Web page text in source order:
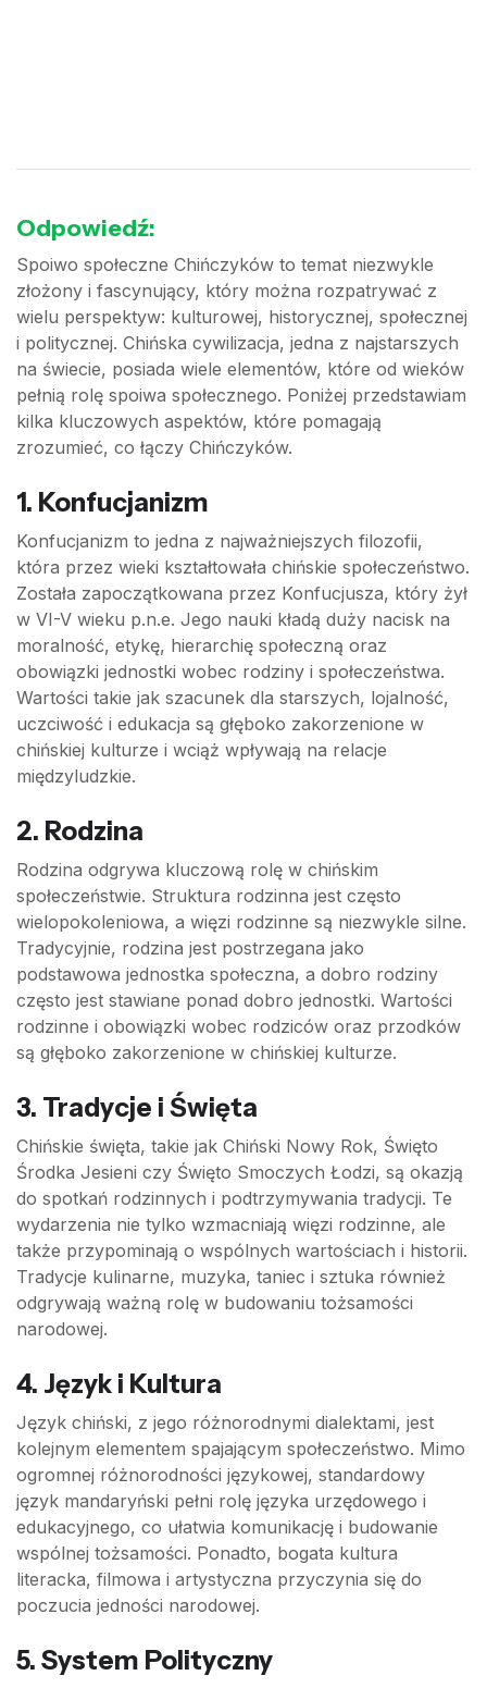
Odpowiedź:
Spoiwo społeczne Chińczyków to temat niezwykle
złożony i fascynujący, który można rozpatrywać z
wielu perspektyw: kulturowej, historycznej, społecznej
i politycznej. Chińska cywilizacja, jedna z najstarszych
na świecie, posiada wiele elementów, które od wieków
pełnią rolę spoiwa społecznego. Poniżej przedstawiam
kilka kluczowych aspektów, które pomagają
zrozumieć, co łączy Chińczyków.
1. Konfucjanizm
Konfucjanizm to jedna z najważniejszych filozofii,
która przez wieki kształtowała chińskie społeczeństwo.
Została zapoczątkowana przez Konfucjusza, który żył
w VI-V wieku p.n.e. Jego nauki kładą duży nacisk na
moralność, etykę, hierarchię społeczną oraz
obowiązki jednostki wobec rodziny i społeczeństwa.
Wartości takie jak szacunek dla starszych, lojalność,
uczciwość i edukacja są głęboko zakorzenione w
chińskiej kulturze i wciąż wpływają na relacje
międzyludzkie.
2. Rodzina
Rodzina odgrywa kluczową rolę w chińskim
społeczeństwie. Struktura rodzinna jest często
wielopokoleniowa, a więzi rodzinne są niezwykle silne.
Tradycyjnie, rodzina jest postrzegana jako
podstawowa jednostka społeczna, a dobro rodziny
często jest stawiane ponad dobro jednostki. Wartości
rodzinne i obowiązki wobec rodziców oraz przodków
są głęboko zakorzenione w chińskiej kulturze.
3. Tradycje i Święta
Chińskie święta, takie jak Chiński Nowy Rok, Święto
Środka Jesieni czy Święto Smoczych Łodzi, są okazją
do spotkań rodzinnych i podtrzymywania tradycji. Te
wydarzenia nie tylko wzmacniają więzi rodzinne, ale
także przypominają o wspólnych wartościach i historii.
Tradycje kulinarne, muzyka, taniec i sztuka również
odgrywają ważną rolę w budowaniu tożsamości
narodowej.
4. Język i Kultura
Język chiński, z jego różnorodnymi dialektami, jest
kolejnym elementem spajającym społeczeństwo. Mimo
ogromnej różnorodności językowej, standardowy
język mandaryński pełni rolę języka urzędowego i
edukacyjnego, co ułatwia komunikację i budowanie
wspólnej tożsamości. Ponadto, bogata kultura
literacka, filmowa i artystyczna przyczynia się do
poczucia jedności narodowej.
5. System Polityczny